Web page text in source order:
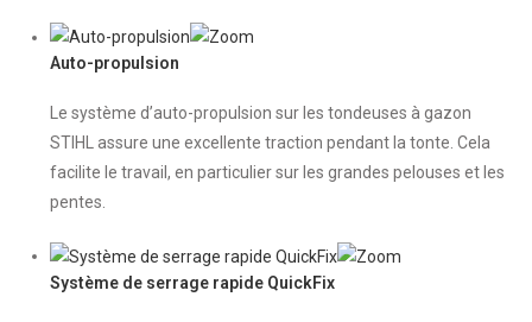
Auto-propulsion
Le système d’auto-propulsion sur les tondeuses à gazon
STIHL assure une excellente traction pendant la tonte. Cela
facilite le travail, en particulier sur les grandes pelouses et les
pentes.
Système de serrage rapide QuickFix